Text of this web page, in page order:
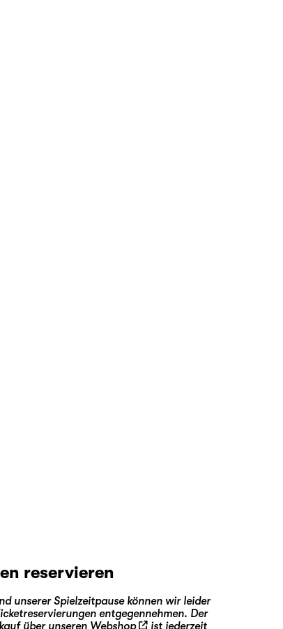
reservieren
unserer Spielzeitpause können wir leider
entgegennehmen. Der
über unseren Webshop ist jederzeit